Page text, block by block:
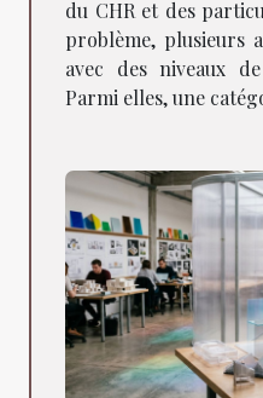
du CHR et des
problème, plusieurs
avec des niveaux
Parmi elles, une